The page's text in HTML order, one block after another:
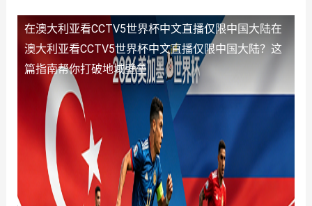
在澳大利亚看CCTV5世界杯中文直播仅限中国大陆在
澳大利亚看CCTV5世界杯中文直播仅限中国大陆？这
篇指南帮你打破地域壁垒